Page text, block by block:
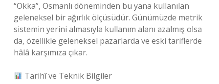
“Okka”, Osmanlı döneminden bu yana kullanılan
geleneksel bir ağırlık ölçüsüdür. Günümüzde metrik
sistemin yerini almasıyla kullanım alanı azalmış olsa
da, özellikle geleneksel pazarlarda ve eski tariflerde
hâlâ karşımıza çıkar.
Tarihî ve Teknik Bilgiler